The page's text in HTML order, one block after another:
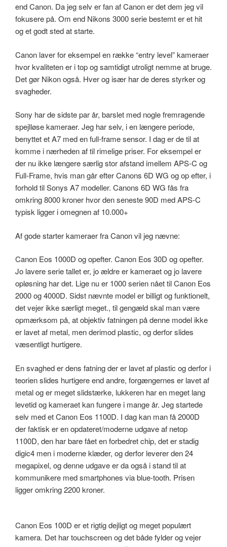
end Canon. Da jeg selv er fan af Canon er det dem jeg vil
fokusere på. Om end Nikons 3000 serie bestemt er et hit
og et godt sted at starte.
Canon laver for eksempel en række “entry level” kameraer
hvor kvaliteten er i top og samtidigt utroligt nemme at bruge.
Det gør Nikon også. Hver og især har de deres styrker og
svagheder.
Sony har de sidste par år, barslet med nogle fremragende
spejlløse kameraer. Jeg har selv, i en længere periode,
benyttet et A7 med en full-frame sensor. I dag er de til at
komme i nærheden af til rimelige priser. For eksempel er
der nu ikke længere særlig stor afstand imellem APS-C og
Full-Frame, hvis man går efter Canons 6D WG og op efter, i
forhold til Sonys A7 modeller. Canons 6D WG fås fra
omkring 8000 kroner hvor den seneste 90D med APS-C
typisk ligger i omegnen af 10.000+
Af gode starter kameraer fra Canon vil jeg nævne:
Canon Eos 1000D og opefter. Canon Eos 30D og opefter.
Jo lavere serie tallet er, jo ældre er kameraet og jo lavere
opløsning har det. Lige nu er 1000 serien nået til Canon Eos
2000 og 4000D. Sidst nævnte model er billigt og funktionelt,
det vejer ikke særligt meget., til gengæld skal man være
opmærksom på, at objektiv fatningen på denne model ikke
er lavet af metal, men derimod plastic, og derfor slides
væsentligt hurtigere.
En svaghed er dens fatning der er lavet af plastic og derfor i
teorien slides hurtigere end andre, forgængernes er lavet af
metal og er meget slidstærke, lukkeren har en meget lang
levetid og kameraet kan fungere i mange år. Jeg startede
selv med et Canon Eos 1100D. I dag kan man få 2000D
der faktisk er en opdateret/moderne udgave af netop
1100D, den har bare fået en forbedret chip, det er stadig
digic4 men i moderne klæder, og derfor leverer den 24
megapixel, og denne udgave er da også i stand til at
kommunikere med smartphones via blue-tooth. Prisen
ligger omkring 2200 kroner.
Canon Eos 100D er et rigtig dejligt og meget populært
kamera. Det har touchscreen og det både fylder og vejer